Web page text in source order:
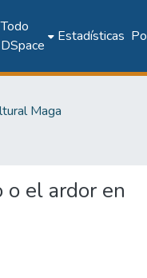
Todo
DSpace
Estadísticas
Maga
el ardor en